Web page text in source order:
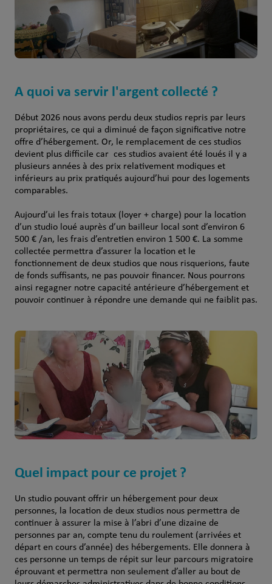
A quoi va servir l'argent collecté ?
Début 2026 nous avons perdu deux studios repris par leurs
propriétaires, ce qui a diminué de façon significative notre
offre d’hébergement. Or, le remplacement de ces studios
devient plus difficile car ces studios avaient été loués il y a
plusieurs années à des prix relativement modiques et
inférieurs au prix pratiqués aujourd’hui pour des logements
comparables.
Aujourd’ui les frais totaux (loyer + charge) pour la location
d’un studio loué auprès d’un bailleur local sont d’environ 6
500 € /an, les frais d’entretien environ 1 500 €. La somme
collectée permettra d’assurer la location et le
fonctionnement de deux studios que nous risquerions, faute
de fonds suffisants, ne pas pouvoir financer. Nous pourrons
ainsi regagner notre capacité antérieure d’hébergement et
pouvoir continuer à répondre une demande qui ne faiblit pas.
Quel impact pour ce projet ?
Un studio pouvant offrir un hébergement pour deux
personnes, la location de deux studios nous permettra de
continuer à assurer la mise à l’abri d’une dizaine de
personnes par an, compte tenu du roulement (arrivées et
départ en cours d’année) des hébergements. Elle donnera à
ces personne un temps de répit sur leur parcours migratoire
éprouvant et permettra non seulement d’aller au bout de